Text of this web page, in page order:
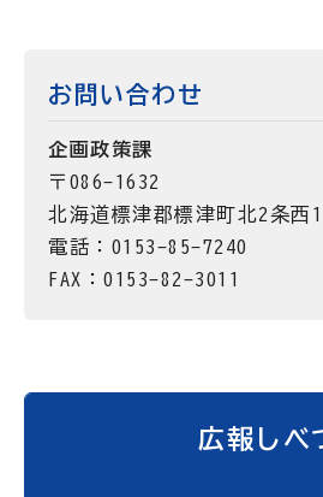
お問い合わせ
企画政策課
〒086-1632
北海道標津郡標津町北2条西
電話：0153-85-7240
FAX：0153-82-3011
広報しべ